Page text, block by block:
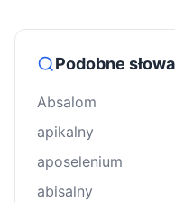
Podobne słowa
Absalom
apikalny
aposelenium
abisalny